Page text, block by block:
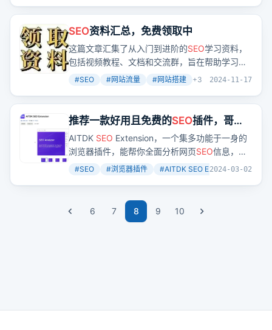
SEO资料汇总，免费领取中
这篇文章汇集了从入门到进阶的SEO学习资料，
包括视频教程、文档和交流群，旨在帮助学习者
系统掌握
SEO技能，提升网站流量。
#SEO #网站流量 #网站搭建 +3 2024-11-17
推荐一款好用且免费的SEO插件，哥飞
天天都在用
AITDK SEO Extension，一个集多功能于一身的
浏览器插件，能帮你全面分析网页SEO信息，从
标题、描述到图片标签，再到流量概览，一应俱
#SEO #浏览器插件 #AITDK SEO Extension +3
2024-03-02
6 7 8 9 10